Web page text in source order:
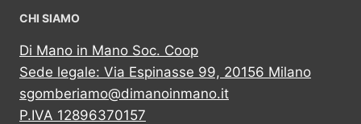
CHI SIAMO
Di Mano in Mano Soc. Coop
Sede legale: Via Espinasse 99, 20156 Milano
sgomberiamo@dimanoinmano.it
P.IVA 12896370157